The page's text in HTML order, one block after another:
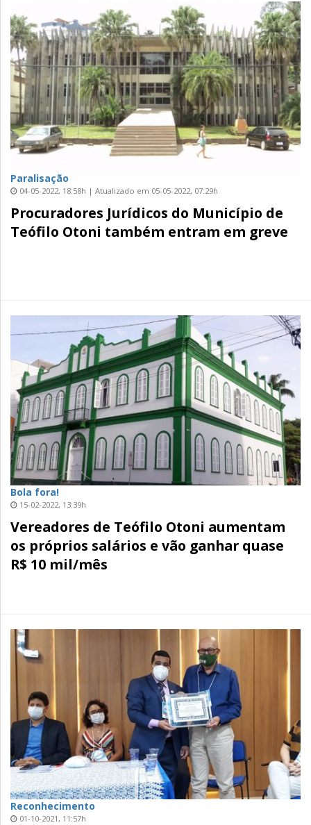
Paralisação
04-05-2022, 18:58h | Atualizado em 05-05-2022, 07:29h
Procuradores Jurídicos do Município de
Teófilo Otoni também entram em greve
Bola fora!
15-02-2022, 13:39h
Vereadores de Teófilo Otoni aumentam
os próprios salários e vão ganhar quase
R$ 10 mil/mês
Reconhecimento
01-10-2021, 11:57h